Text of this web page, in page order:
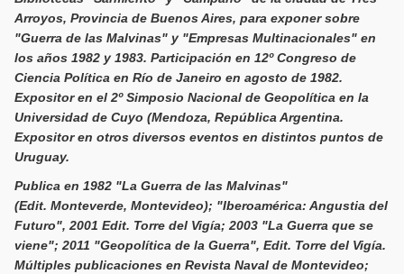
Arroyos, Provincia de Buenos Aires, para exponer sobre
"Guerra de las Malvinas" y "Empresas Multinacionales" en
los años 1982 y 1983. Participación en 12º Congreso de
Ciencia Política en Río de Janeiro en agosto de 1982.
Expositor en el 2º Simposio Nacional de Geopolítica en la
Universidad de Cuyo (Mendoza, República Argentina.
Expositor en otros diversos eventos en distintos puntos de
Uruguay.
Publica en 1982 "La Guerra de las Malvinas"
(Edit. Monteverde, Montevideo); "Iberoamérica: Angustia del
Futuro", 2001 Edit. Torre del Vigía; 2003 "La Guerra que se
viene"; 2011 "Geopolítica de la Guerra", Edit. Torre del Vigía.
Múltiples publicaciones en Revista Naval de Montevideo;